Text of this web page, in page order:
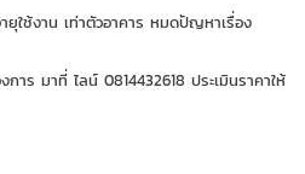
ใช้งาน เท่าตัวอาคาร หมดปัญหาเรื่อง
ร มาที่ ไลน์ 0814432618 ประเมินราคาให้